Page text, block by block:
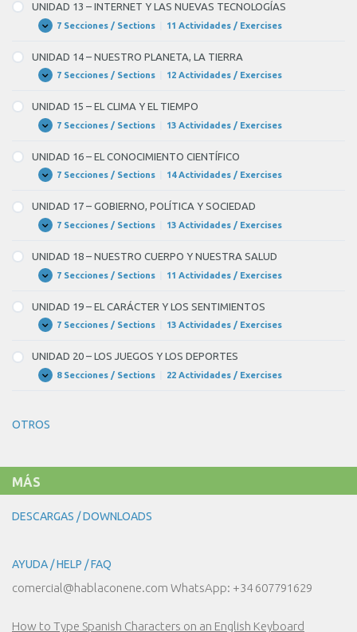
–
HABLANDO
POR
EL
UNIDAD 13 – INTERNET Y LAS NUEVAS TECNOLOGÍAS
Expandir
UNIDAD
–
INTERNET
Y
LAS
TECNOLOGÍAS
7 Secciones / Sections 11 Actividades / Exercises
UNIDAD 14 – NUESTRO PLANETA, LA TIERRA
Expandir
UNIDAD
–
NUESTRO
PLANETA,
LA
7 Secciones / Sections 12 Actividades / Exercises
UNIDAD 15 – EL CLIMA Y EL TIEMPO
Expandir
UNIDAD
–
EL
CLIMA
TIEMPO
7 Secciones / Sections 13 Actividades / Exercises
UNIDAD 16 – EL CONOCIMIENTO CIENTÍFICO
Expandir
UNIDAD
–
EL
CONOCIMIENTO
CIENTÍFICO
7 Secciones / Sections 14 Actividades / Exercises
UNIDAD 17 – GOBIERNO, POLÍTICA Y SOCIEDAD
Expandir
UNIDAD
–
GOBIERNO,
POLÍTICA
Y
7 Secciones / Sections 13 Actividades / Exercises
UNIDAD 18 – NUESTRO CUERPO Y NUESTRA SALUD
Expandir
UNIDAD
–
NUESTRO
CUERPO
Y
SALUD
7 Secciones / Sections 11 Actividades / Exercises
UNIDAD 19 – EL CARÁCTER Y LOS SENTIMIENTOS
Expandir
UNIDAD
–
EL
CARÁCTER
Y
7 Secciones / Sections 13 Actividades / Exercises
UNIDAD 20 – LOS JUEGOS Y LOS DEPORTES
Expandir
UNIDAD
JUEGOS
8 Secciones / Sections 22 Actividades / Exercises
OTROS
MÁS
DESCARGAS / DOWNLOADS
AYUDA / HELP / FAQ
comercial@hablaconene.com WhatsApp: +34 607791629
How to Type Spanish Characters on an English Keyboard